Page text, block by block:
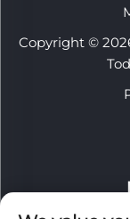
Copyright ©